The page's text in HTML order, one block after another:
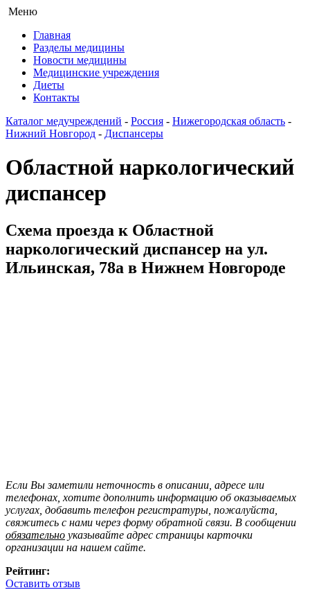
Меню
Главная
Разделы медицины
Новости медицины
Медицинские учреждения
Диеты
Контакты
Каталог медучреждений - Россия - Нижегородская область -
Нижний Новгород - Диспансеры
Областной наркологический
диспансер
Схема проезда к Областной
наркологический диспансер на ул.
Ильинская, 78а в Нижнем Новгороде
Если Вы заметили неточность в описании, адресе или
телефонах, хотите дополнить информацию об оказываемых
услугах, добавить телефон регистратуры, пожалуйста,
свяжитесь с нами через форму обратной связи. В сообщении
обязательно указывайте адрес страницы карточки
организации на нашем сайте.
Рейтинг:
Оставить отзыв